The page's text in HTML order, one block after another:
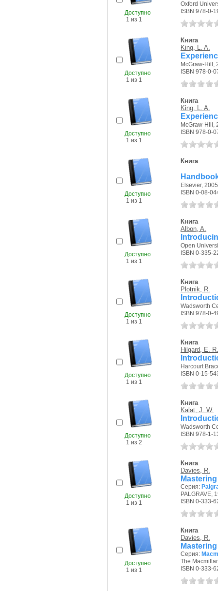
Доступно
1 из 1
Oxford
ISBN 978-0-
Доступно
1 из 1
Книга
King, L. A.
McGraw-Hill,
ISBN 978-0-
Доступно
1 из 1
Книга
King, L. A.
McGraw-Hill,
ISBN 978-0-
Доступно
1 из 1
Книга
Elsevier, 2005
ISBN 0-08-
Доступно
1 из 1
Книга
Albon, A.
Open
ISBN 0-335-
Доступно
1 из 1
Книга
Plotnik, R.
Wadsworth
ISBN 978-0-
Доступно
1 из 1
Книга
Hilgard, E. R.
Harcourt
ISBN 0-15-
Доступно
1 из 2
Книга
Kalat, J. W.
Wadsworth
ISBN 978-1-
Доступно
1 из 1
Книга
Davies, R.
Серия:
PALGRAVE,
ISBN 0-333-
Доступно
1 из 1
Книга
Davies, R.
Серия:
The
ISBN 0-333-